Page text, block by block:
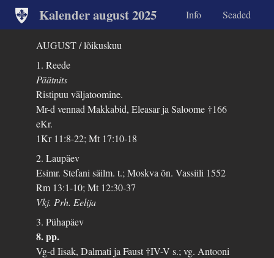
Kalender august 2025 Info Seaded
AUGUST / lõikuskuu
1. Reede
Päätnits
Ristipuu väljatoomine.
Mr-d vennad Makkabid, Eleasar ja Saloome †166
eKr.
1Kr 11:8-22; Mt 17:10-18
2. Laupäev
Esimr. Stefani säilm. t.; Moskva õn. Vassiili 1552
Rm 13:1-10; Mt 12:30-37
Vkj. Prh. Eelija
3. Pühapäev
8. pp.
Vg-d Iisak, Dalmati ja Faust †IV-V s.; vg. Antooni